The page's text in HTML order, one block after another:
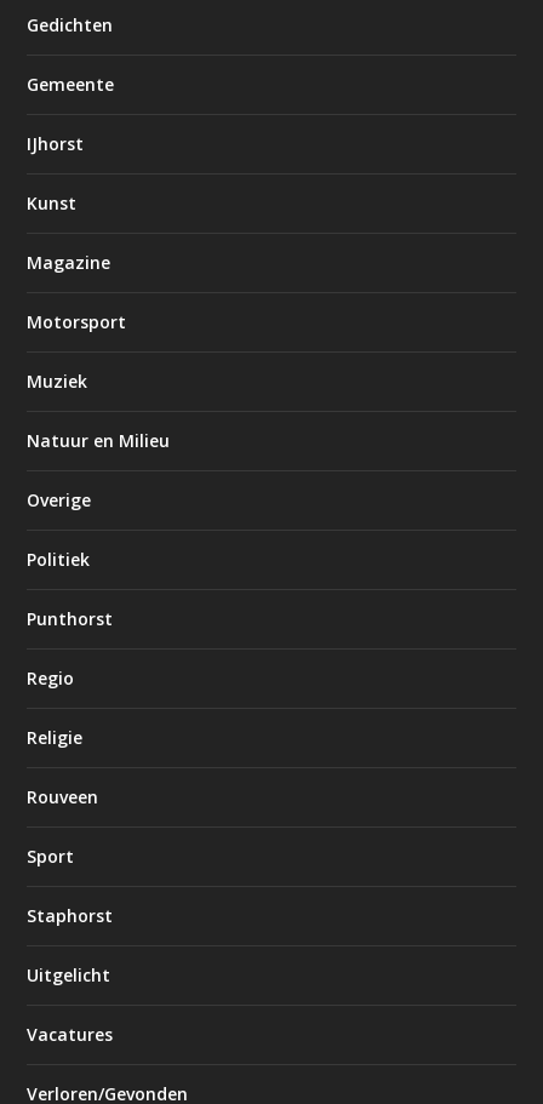
Gedichten
Gemeente
IJhorst
Kunst
Magazine
Motorsport
Muziek
Natuur en Milieu
Overige
Politiek
Punthorst
Regio
Religie
Rouveen
Sport
Staphorst
Uitgelicht
Vacatures
Verloren/Gevonden